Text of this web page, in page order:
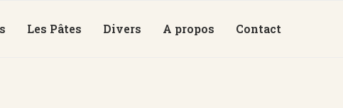
Les Pâtes Divers A propos Contact